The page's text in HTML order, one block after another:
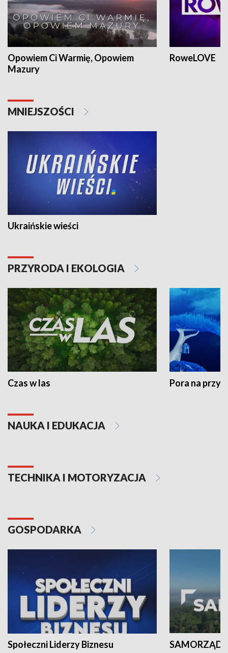
Opowiem Ci Warmię, Opowiem
Mazury
RoweLOVE
MNIEJSZOŚCI
Ukraińskie wieści
PRZYRODA I EKOLOGIA
Czas w las Pora na
NAUKA I EDUKACJA
TECHNIKA I MOTORYZACJA
GOSPODARKA
Społeczni Liderzy Biznesu SAMORZĄD